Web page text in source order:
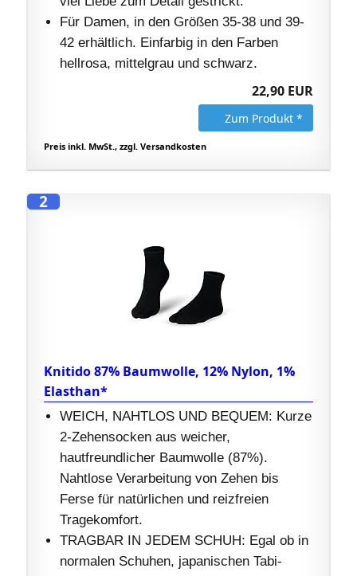
Für Damen, in den Größen 35-38 und 39-
42 erhältlich. Einfarbig in den Farben
hellrosa, mittelgrau und schwarz.
22,90 EUR
Zum Produkt *
Preis inkl. MwSt., zzgl. Versandkosten
2
Knitido 87% Baumwolle, 12% Nylon, 1%
Elasthan*
WEICH, NAHTLOS UND BEQUEM: Kurze
2-Zehensocken aus weicher,
hautfreundlicher Baumwolle (87%).
Nahtlose Verarbeitung von Zehen bis
Ferse für natürlichen und reizfreien
Tragekomfort.
TRAGBAR IN JEDEM SCHUH: Egal ob in
normalen Schuhen, japanischen Tabi-